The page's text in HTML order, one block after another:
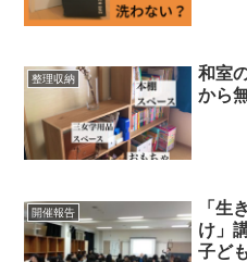
整理収納
和室
から
開催報告
「生
け」
子ど